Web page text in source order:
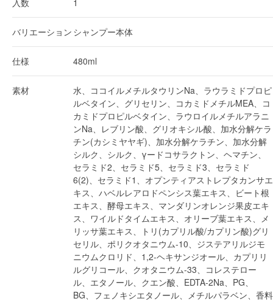
バリエーション シャンプー本体
仕様 480ml
素材
水、ココイルメチルタウリンNa、ラウラミドプロピ
ルベタイン、グリセリン、コカミドメチルMEA、コ
カミドプロピルベタイン、ラウロイルメチルアラニ
ンNa、レブリン酸、グリオキシル酸、加水分解ケラ
チン(カシミヤヤギ)、加水分解ケラチン、加水分解
シルク、シルク、γードコサラクトン、ヘマチン、
セラミド2、セラミド5、セラミド3、セラミド
6(2)、セラミド1、オプンティアストレプタカンサエ
キス、ハベルレアロドペンシス葉エキス、ビート根
エキス、酵母エキス、マンダリンオレンジ果皮エキ
ス、ワイルドタイムエキス、オリーブ葉エキス、メ
リッサ葉エキス、トリ(カプリル酸/カプリン酸)グリ
セリル、ポリクオタニウム-10、ジステアリルジモ
ニウムクロリド、1,2-ヘキサンジオール、カプリリ
ルグリコール、クオタニウム-33、コレステロー
ル、エタノール、クエン酸、EDTA-2Na、PG、
BG、フェノキシエタノール、メチルパラベン、香料